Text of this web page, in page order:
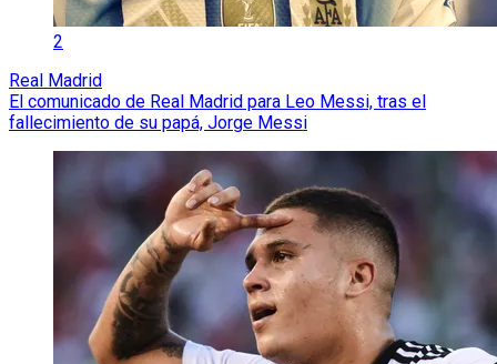
2
Real Madrid
El comunicado de Real Madrid para Leo Messi, tras el
fallecimiento de su papá, Jorge Messi